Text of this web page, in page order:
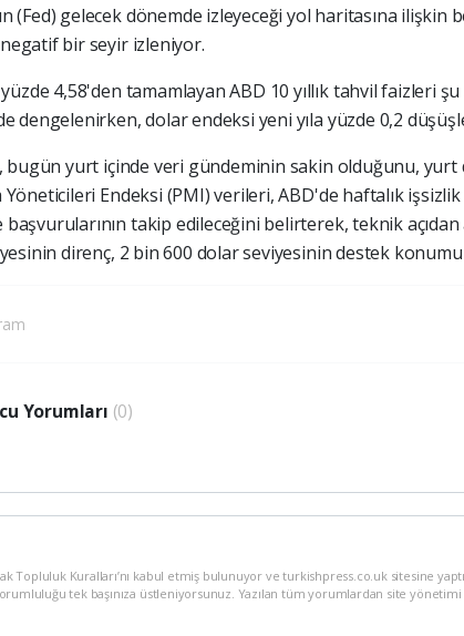
(Fed) gelecek dönemde izleyeceği yol haritasına ilişkin
bir seyir izleniyor.
yüzde 4,58'den tamamlayan ABD 10 yıllık tahvil faizleri
dengelenirken, dolar endeksi yeni yıla yüzde 0,2
bugün yurt içinde veri gündeminin sakin olduğunu, yurt
Yöneticileri Endeksi (PMI) verileri, ABD'de haftalık
takip edileceğini belirterek, teknik açıdan
direnç, 2 bin 600 dolar seviyesinin destek
Yorumları (0)
Topluluk Kuralları’nı kabul etmiş bulunuyor ve turkishpress.co.uk sitesine
tek başınıza üstleniyorsunuz. Yazılan tüm yorumlardan site